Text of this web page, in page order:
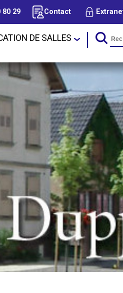
80 29 Contact
d'UrbanismeTourisme et Animations
Nos méritants
DE SALLES